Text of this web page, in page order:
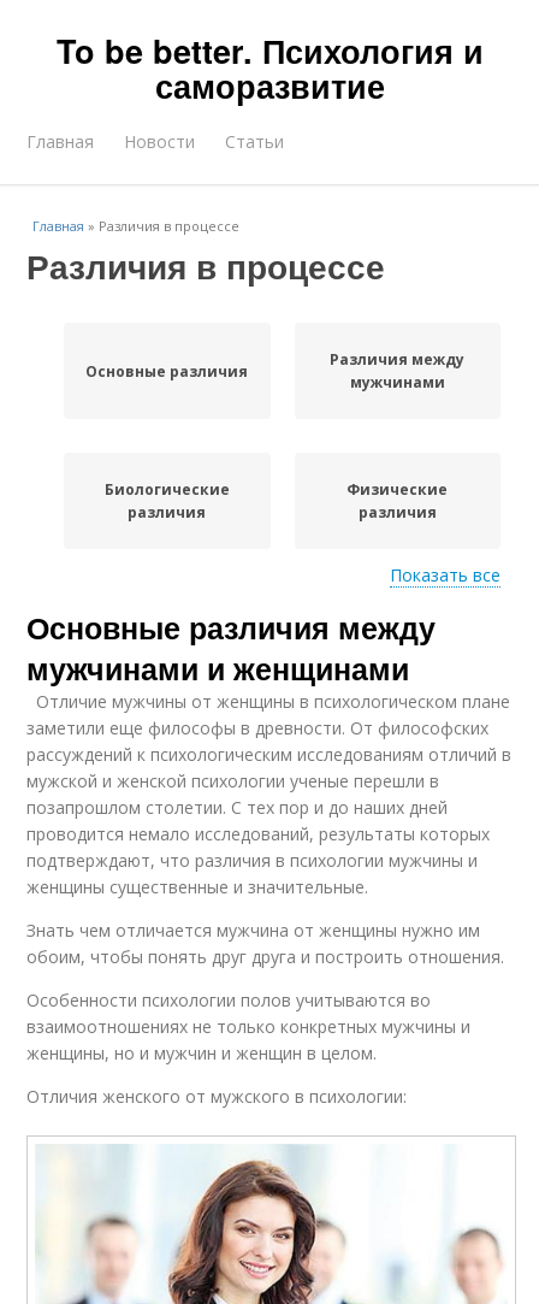
To be better. Психология и
саморазвитие
Главная Новости Статьи
Главная » Различия в процессе
Различия в процессе
Основные различия
Различия между
мужчинами
Биологические
различия
Физические
различия
Психологические
различия
Различия в структуре
Показать все
Основные различия между
мужчинами и женщинами
Отличие мужчины от женщины в психологическом плане
заметили еще философы в древности. От философских
рассуждений к психологическим исследованиям отличий в
мужской и женской психологии ученые перешли в
позапрошлом столетии. С тех пор и до наших дней
проводится немало исследований, результаты которых
подтверждают, что различия в психологии мужчины и
женщины существенные и значительные.
Знать чем отличается мужчина от женщины нужно им
обоим, чтобы понять друг друга и построить отношения.
Особенности психологии полов учитываются во
взаимоотношениях не только конкретных мужчины и
женщины, но и мужчин и женщин в целом.
Отличия женского от мужского в психологии: